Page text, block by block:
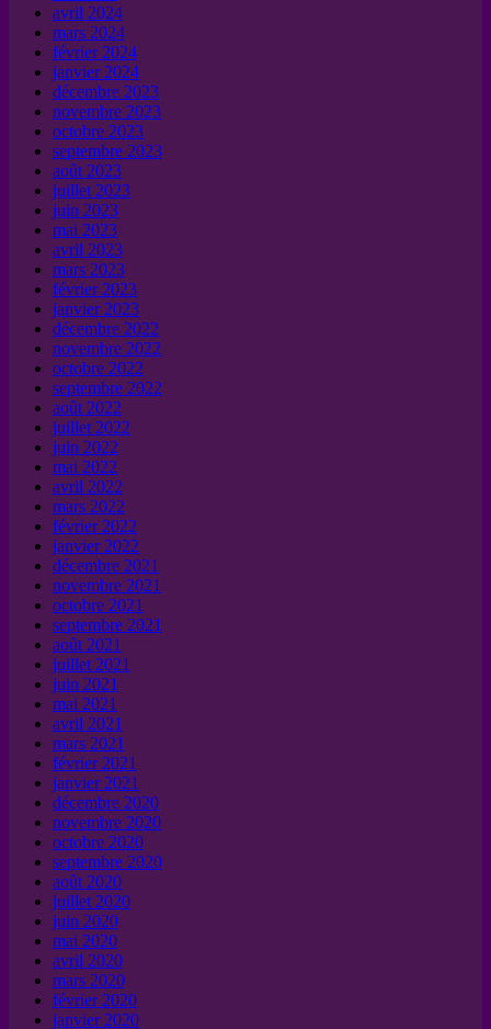
avril 2024
mars 2024
février 2024
janvier 2024
décembre 2023
novembre 2023
octobre 2023
septembre 2023
août 2023
juillet 2023
juin 2023
mai 2023
avril 2023
mars 2023
février 2023
janvier 2023
décembre 2022
novembre 2022
octobre 2022
septembre 2022
août 2022
juillet 2022
juin 2022
mai 2022
avril 2022
mars 2022
février 2022
janvier 2022
décembre 2021
novembre 2021
octobre 2021
septembre 2021
août 2021
juillet 2021
juin 2021
mai 2021
avril 2021
mars 2021
février 2021
janvier 2021
décembre 2020
novembre 2020
octobre 2020
septembre 2020
août 2020
juillet 2020
juin 2020
mai 2020
avril 2020
mars 2020
février 2020
janvier 2020